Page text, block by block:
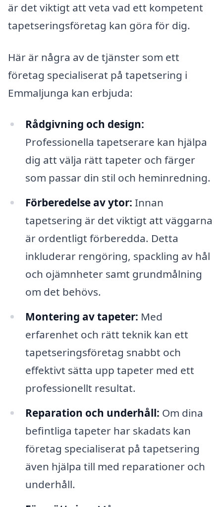
är det viktigt att veta vad ett kompetent
tapetseringsföretag kan göra för dig.
Här är några av de tjänster som ett
företag specialiserat på tapetsering i
Emmaljunga kan erbjuda:
Rådgivning och design:
Professionella tapetserare kan hjälpa
dig att välja rätt tapeter och färger
som passar din stil och heminredning.
Förberedelse av ytor: Innan
tapetsering är det viktigt att väggarna
är ordentligt förberedda. Detta
inkluderar rengöring, spackling av hål
och ojämnheter samt grundmålning
om det behövs.
Montering av tapeter: Med
erfarenhet och rätt teknik kan ett
tapetseringsföretag snabbt och
effektivt sätta upp tapeter med ett
professionellt resultat.
Reparation och underhåll: Om dina
befintliga tapeter har skadats kan
företag specialiserat på tapetsering
även hjälpa till med reparationer och
underhåll.